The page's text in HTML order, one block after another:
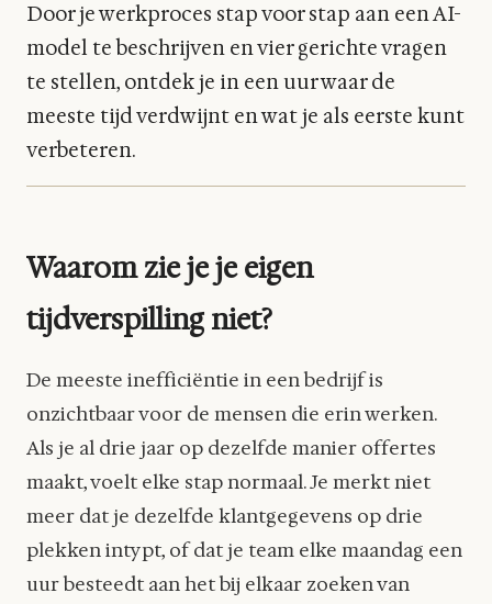
Door je werkproces stap voor stap aan een AI-
model te beschrijven en vier gerichte vragen
te stellen, ontdek je in een uur waar de
meeste tijd verdwijnt en wat je als eerste kunt
verbeteren.
Waarom zie je je eigen
tijdverspilling niet?
De meeste inefficiëntie in een bedrijf is
onzichtbaar voor de mensen die erin werken.
Als je al drie jaar op dezelfde manier offertes
maakt, voelt elke stap normaal. Je merkt niet
meer dat je dezelfde klantgegevens op drie
plekken intypt, of dat je team elke maandag een
uur besteedt aan het bij elkaar zoeken van